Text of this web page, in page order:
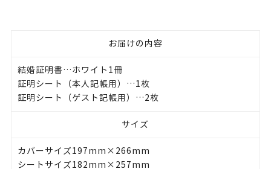
お届けの内容
結婚証明書…ホワイト1冊
証明シート（本人記帳用）…1枚
証明シート（ゲスト記帳用）…2枚
サイズ
カバーサイズ197mm×266mm
シートサイズ182mm×257mm